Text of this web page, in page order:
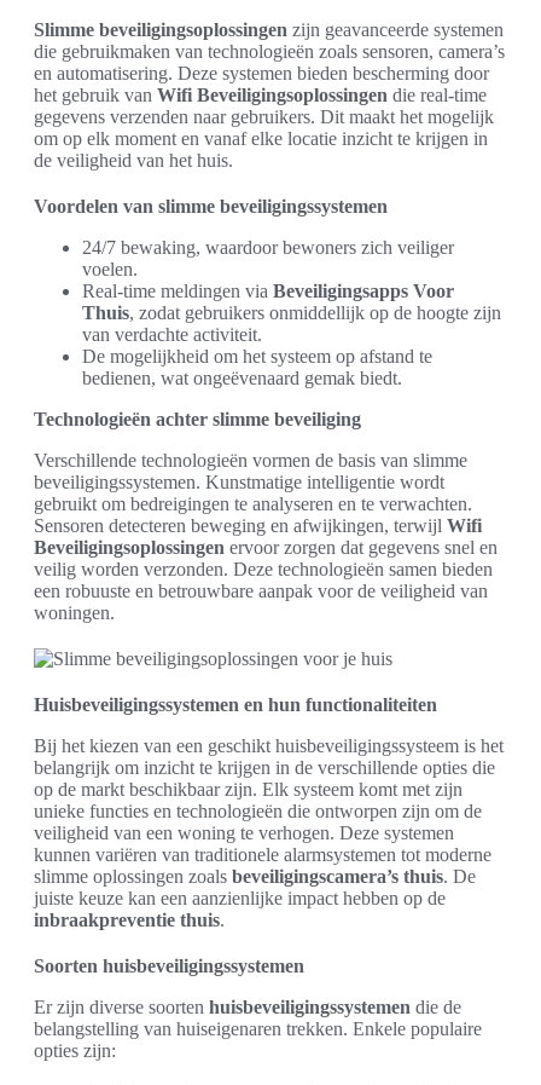
Slimme beveiligingsoplossingen zijn geavanceerde systemen
die gebruikmaken van technologieën zoals sensoren, camera’s
en automatisering. Deze systemen bieden bescherming door
het gebruik van Wifi Beveiligingsoplossingen die real-time
gegevens verzenden naar gebruikers. Dit maakt het mogelijk
om op elk moment en vanaf elke locatie inzicht te krijgen in
de veiligheid van het huis.
Voordelen van slimme beveiligingssystemen
24/7 bewaking, waardoor bewoners zich veiliger
voelen.
Real-time meldingen via Beveiligingsapps Voor
Thuis, zodat gebruikers onmiddellijk op de hoogte zijn
van verdachte activiteit.
De mogelijkheid om het systeem op afstand te
bedienen, wat ongeëvenaard gemak biedt.
Technologieën achter slimme beveiliging
Verschillende technologieën vormen de basis van slimme
beveiligingssystemen. Kunstmatige intelligentie wordt
gebruikt om bedreigingen te analyseren en te verwachten.
Sensoren detecteren beweging en afwijkingen, terwijl Wifi
Beveiligingsoplossingen ervoor zorgen dat gegevens snel en
veilig worden verzonden. Deze technologieën samen bieden
een robuuste en betrouwbare aanpak voor de veiligheid van
woningen.
Huisbeveiligingssystemen en hun functionaliteiten
Bij het kiezen van een geschikt huisbeveiligingssysteem is het
belangrijk om inzicht te krijgen in de verschillende opties die
op de markt beschikbaar zijn. Elk systeem komt met zijn
unieke functies en technologieën die ontworpen zijn om de
veiligheid van een woning te verhogen. Deze systemen
kunnen variëren van traditionele alarmsystemen tot moderne
slimme oplossingen zoals beveiligingscamera’s thuis. De
juiste keuze kan een aanzienlijke impact hebben op de
inbraakpreventie thuis.
Soorten huisbeveiligingssystemen
Er zijn diverse soorten huisbeveiligingssystemen die de
belangstelling van huiseigenaren trekken. Enkele populaire
opties zijn: